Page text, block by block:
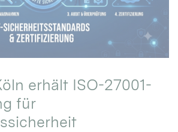
erhält ISO-27001-
für